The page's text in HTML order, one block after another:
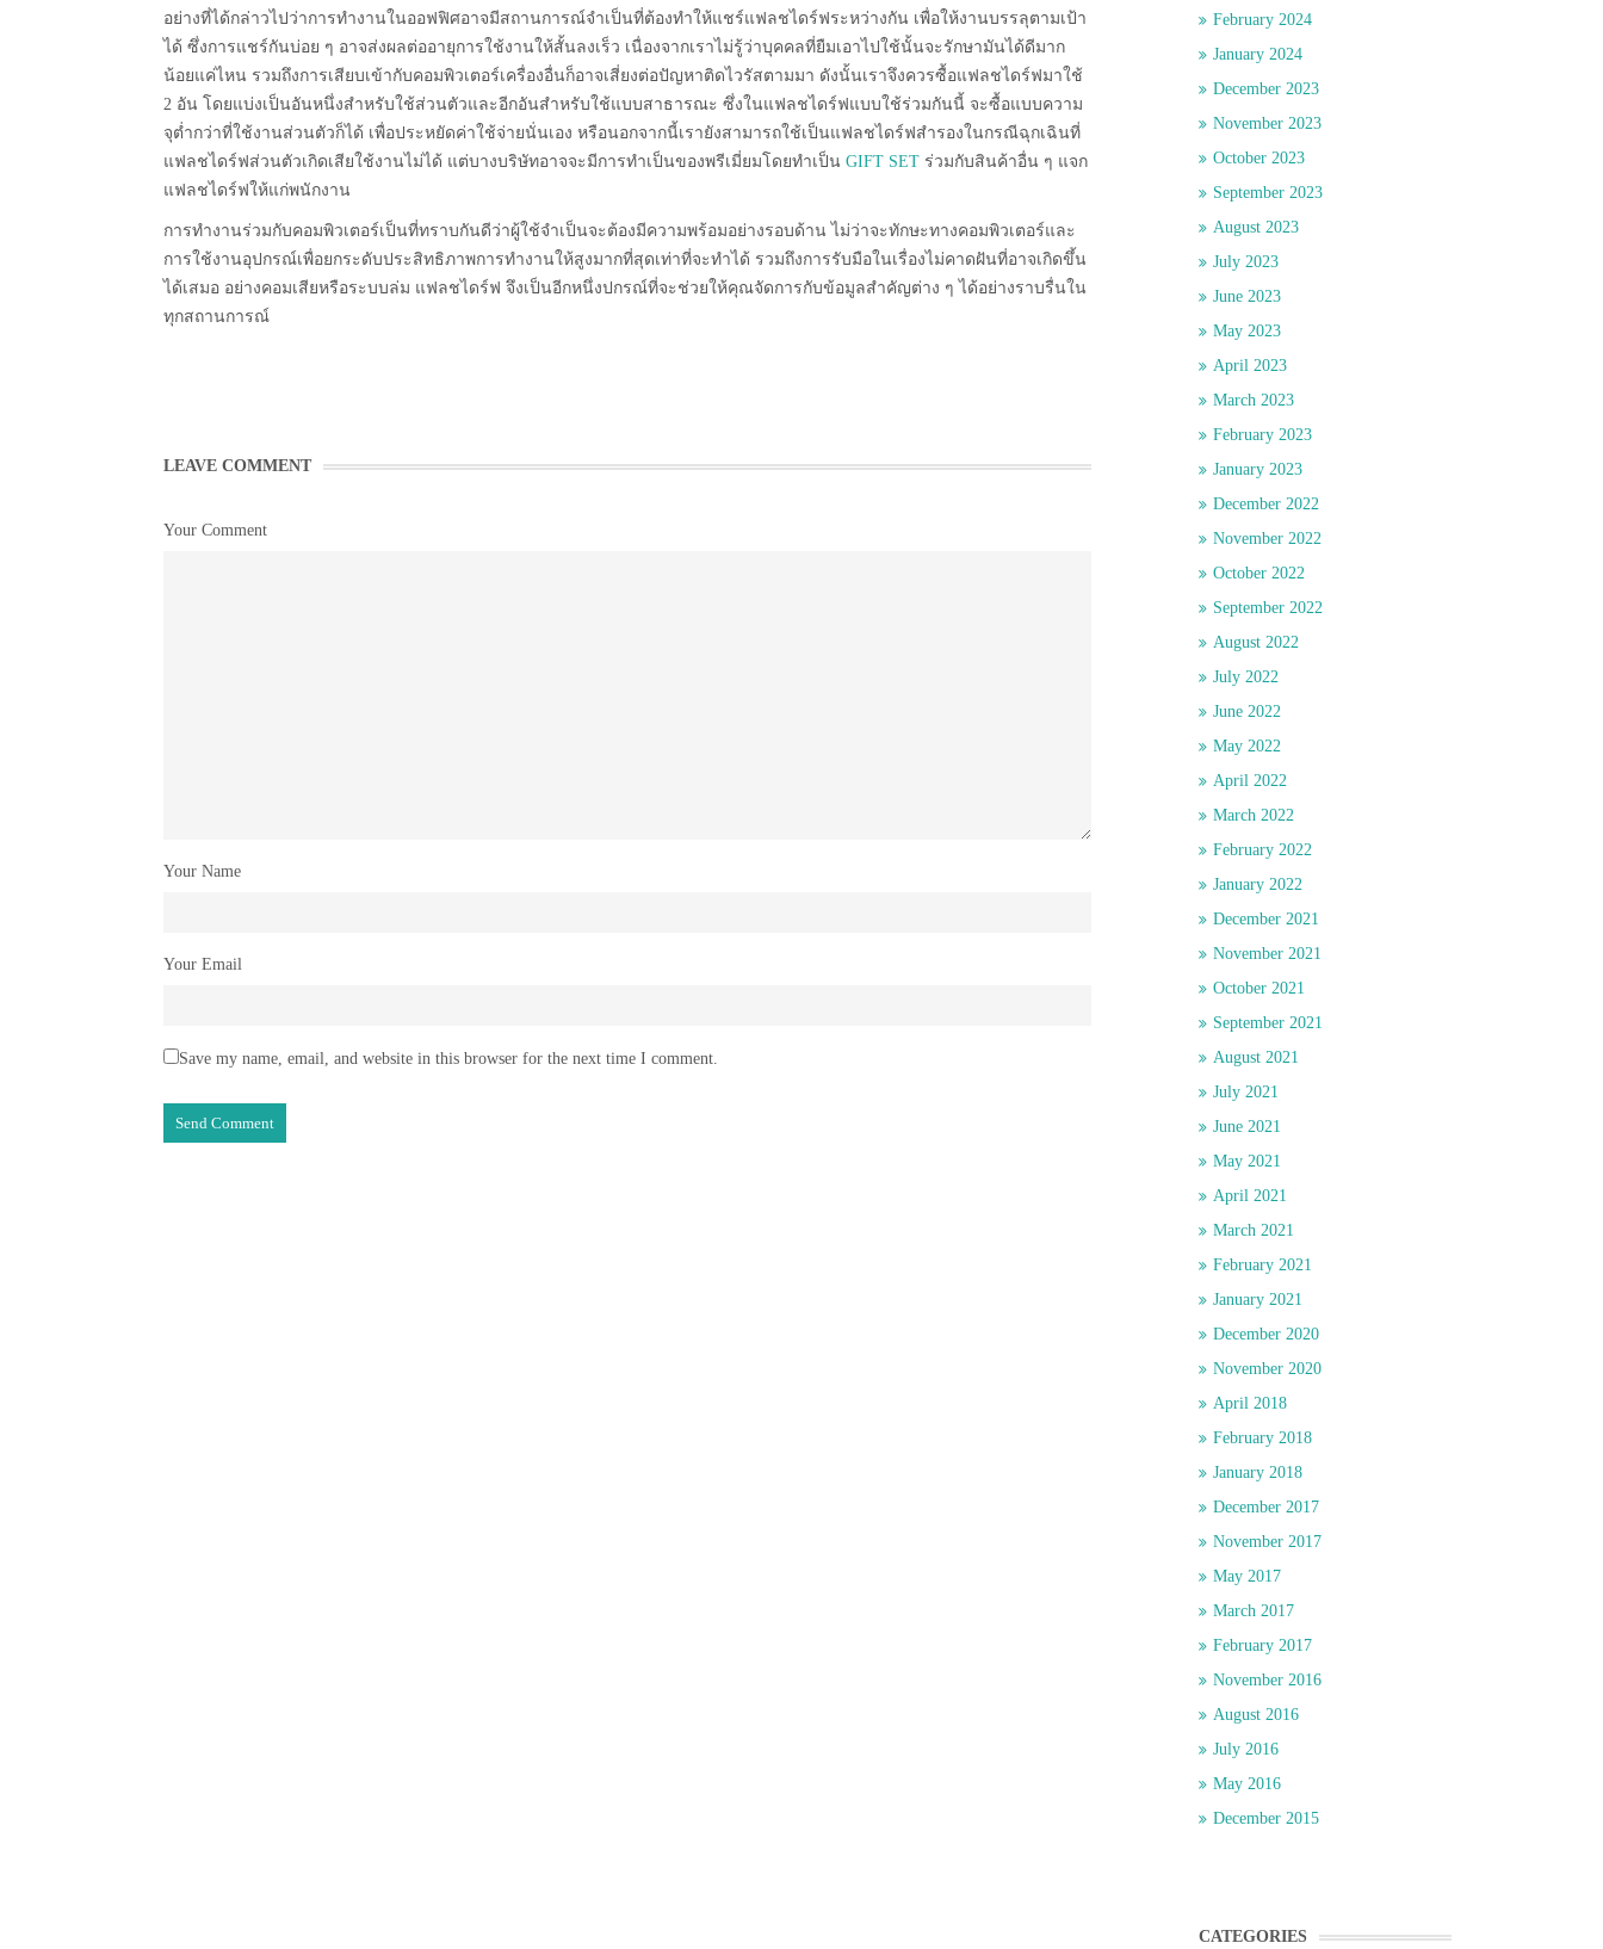
อย่างที่ได้กล่าวไปว่าการทำงานในออฟฟิศอาจมีสถานการณ์จำเป็นที่ต้องทำให้แชร์แฟลชไดร์ฟระหว่างกัน เพื่อให้งานบรรลุตามเป้า
ได้ ซึ่งการแชร์กันบ่อย ๆ อาจส่งผลต่ออายุการใช้งานให้สั้นลงเร็ว เนื่องจากเราไม่รู้ว่าบุคคลที่ยืมเอาไปใช้นั้นจะรักษามันได้ดีมาก
น้อยแค่ไหน รวมถึงการเสียบเข้ากับคอมพิวเตอร์เครื่องอื่นก็อาจเสี่ยงต่อปัญหาติดไวรัสตามมา ดังนั้นเราจึงควรซื้อแฟลชไดร์ฟมาใช้
2 อัน โดยแบ่งเป็นอันหนึ่งสำหรับใช้ส่วนตัวและอีกอันสำหรับใช้แบบสาธารณะ ซึ่งในแฟลชไดร์ฟแบบใช้ร่วมกันนี้ จะซื้อแบบความ
จุต่ำกว่าที่ใช้งานส่วนตัวก็ได้ เพื่อประหยัดค่าใช้จ่ายนั่นเอง หรือนอกจากนี้เรายังสามารถใช้เป็นแฟลชไดร์ฟสำรองในกรณีฉุกเฉินที่
แฟลชไดร์ฟส่วนตัวเกิดเสียใช้งานไม่ได้ แต่บางบริษัทอาจจะมีการทำเป็นของพรีเมี่ยมโดยทำเป็น GIFT SET ร่วมกับสินค้าอื่น ๆ แจก
แฟลชไดร์ฟให้แก่พนักงาน
การทำงานร่วมกับคอมพิวเตอร์เป็นที่ทราบกันดีว่าผู้ใช้จำเป็นจะต้องมีความพร้อมอย่างรอบด้าน ไม่ว่าจะทักษะทางคอมพิวเตอร์และ
การใช้งานอุปกรณ์เพื่อยกระดับประสิทธิภาพการทำงานให้สูงมากที่สุดเท่าที่จะทำได้ รวมถึงการรับมือในเรื่องไม่คาดฝันที่อาจเกิดขึ้น
ได้เสมอ อย่างคอมเสียหรือระบบล่ม แฟลชไดร์ฟ จึงเป็นอีกหนึ่งปกรณ์ที่จะช่วยให้คุณจัดการกับข้อมูลสำคัญต่าง ๆ ได้อย่างราบรื่นใน
ทุกสถานการณ์
LEAVE COMMENT
Your Comment
Your Name
Your Email
Save my name, email, and website in this browser for the next time I comment.
February 2024
January 2024
December 2023
November 2023
October 2023
September 2023
August 2023
July 2023
June 2023
May 2023
April 2023
March 2023
February 2023
January 2023
December 2022
November 2022
October 2022
September 2022
August 2022
July 2022
June 2022
May 2022
April 2022
March 2022
February 2022
January 2022
December 2021
November 2021
October 2021
September 2021
August 2021
July 2021
June 2021
May 2021
April 2021
March 2021
February 2021
January 2021
December 2020
November 2020
April 2018
February 2018
January 2018
December 2017
November 2017
May 2017
March 2017
February 2017
November 2016
August 2016
July 2016
May 2016
December 2015
CATEGORIES